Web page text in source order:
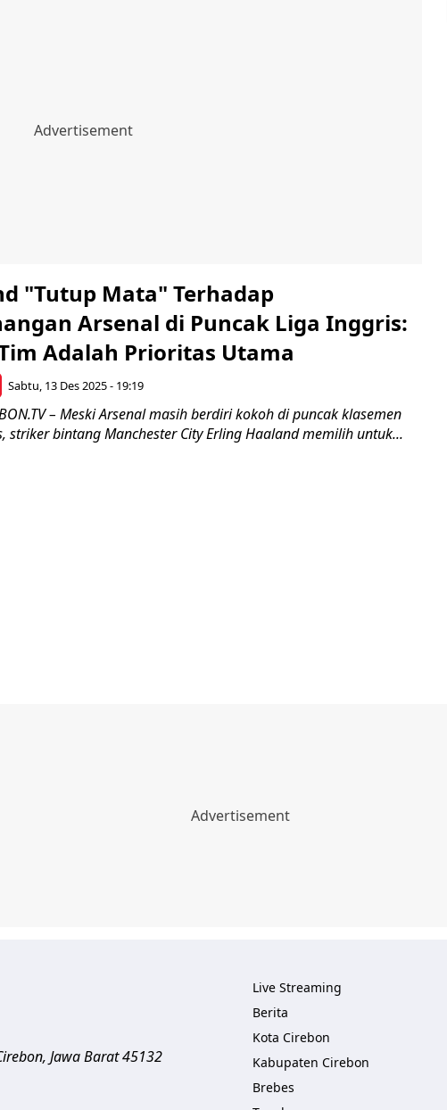
"Tutup Mata" Terhadap
Arsenal di Puncak Liga Inggris:
Adalah Prioritas Utama
Sabtu, 13 Des 2025 - 19:19
– Meski Arsenal masih berdiri kokoh di puncak klasemen
striker bintang Manchester City Erling Haaland memilih untuk...
, Jawa Barat45132
Live Streaming
Berita
Kota Cirebon
Kabupaten Cirebon
Brebes